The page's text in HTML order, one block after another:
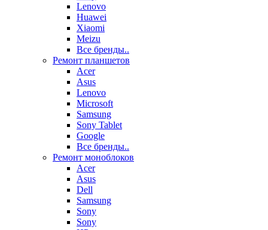
Lenovo
Huawei
Xiaomi
Meizu
Все бренды..
Ремонт планшетов
Acer
Asus
Lenovo
Microsoft
Samsung
Sony Tablet
Google
Все бренды..
Ремонт моноблоков
Acer
Asus
Dell
Samsung
Sony
Sony